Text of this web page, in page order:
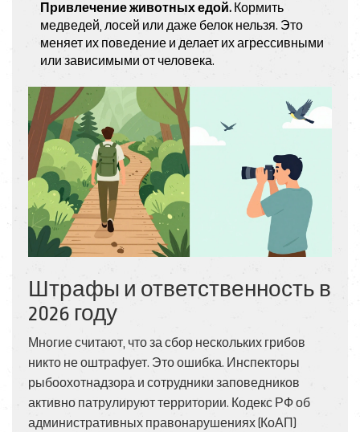
Привлечение животных едой. Кормить
медведей, лосей или даже белок нельзя. Это
меняет их поведение и делает их агрессивными
или зависимыми от человека.
Штрафы и ответственность в
2026 году
Многие считают, что за сбор нескольких грибов
никто не оштрафует. Это ошибка. Инспекторы
рыбоохотнадзора и сотрудники заповедников
активно патрулируют территории. Кодекс РФ об
административных правонарушениях (КоАП)